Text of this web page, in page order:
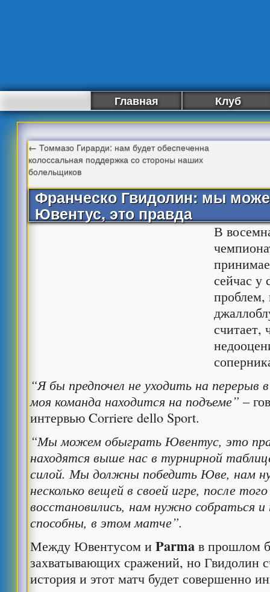
Главная Клуб
← Томмазо Гирарди: нам будет обеспеченна
колоссальная поддержка со стороны наших
болельщиков
Франческо Гвидолин: мы
Ювентус, это правда
В
сейчас у
проблем,
считает,
“Я бы предпочел не уходить на перерыв
моя команда находится на подъеме”–
интервью Corriere dello Sport.
“Мы можем обыграть Ювентус, это
находятся выше нас в турнирной
силой. Мы должны победить Юве, нам
несколько вещей в своей игре, после
восстановились, нам нужно собраться
способны, в этом матче”.
Между Ювентусом иParma в прошлом
захватывающих сражений, но Гвидолин
история и этот матч будет совершенно